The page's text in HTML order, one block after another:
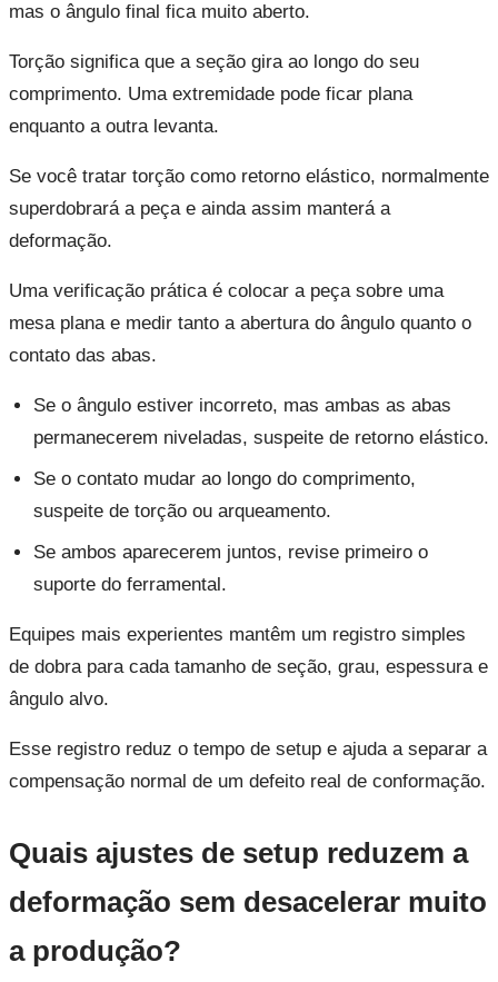
mas o ângulo final fica muito aberto.
Torção significa que a seção gira ao longo do seu
comprimento. Uma extremidade pode ficar plana
enquanto a outra levanta.
Se você tratar torção como retorno elástico, normalmente
superdobrará a peça e ainda assim manterá a
deformação.
Uma verificação prática é colocar a peça sobre uma
mesa plana e medir tanto a abertura do ângulo quanto o
contato das abas.
Se o ângulo estiver incorreto, mas ambas as abas
permanecerem niveladas, suspeite de retorno elástico.
Se o contato mudar ao longo do comprimento,
suspeite de torção ou arqueamento.
Se ambos aparecerem juntos, revise primeiro o
suporte do ferramental.
Equipes mais experientes mantêm um registro simples
de dobra para cada tamanho de seção, grau, espessura e
ângulo alvo.
Esse registro reduz o tempo de setup e ajuda a separar a
compensação normal de um defeito real de conformação.
Quais ajustes de setup reduzem a
deformação sem desacelerar muito
a produção?